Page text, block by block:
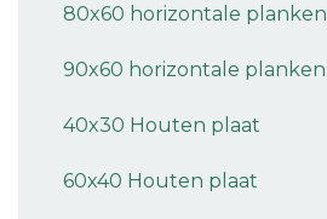
80x60 horizontale planken
90x60 horizontale planken
40x30 Houten plaat
60x40 Houten plaat